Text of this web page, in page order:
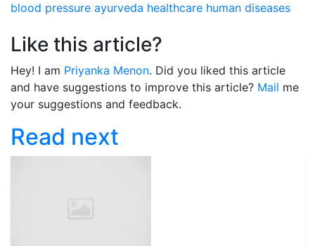
blood pressure ayurveda healthcare human diseases
Like this article?
Hey! I am Priyanka Menon. Did you liked this article
and have suggestions to improve this article? Mail me
your suggestions and feedback.
Read next